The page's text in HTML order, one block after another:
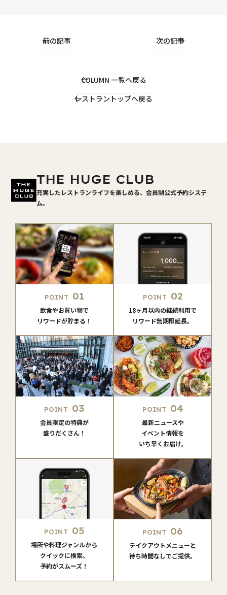
前の記事 次の記事
COLUMN 一覧へ戻る
レストラントップへ戻る
THE HUGE CLUB
充実したレストランライフを楽しめる、会員制公式予約システ
ム。
POINT 01
飲食やお買い物で
リワードが貯まる！
POINT 02
18ヶ月以内の継続利用で
リワード無期限延長。
POINT 03
会員限定の特典が
盛りだくさん！
POINT 04
最新ニュースや
イベント情報を
いち早くお届け。
POINT 05
場所や料理ジャンルから
クイックに検索。
予約がスムーズ！
POINT 06
テイクアウトメニューと
待ち時間なしでご提供。